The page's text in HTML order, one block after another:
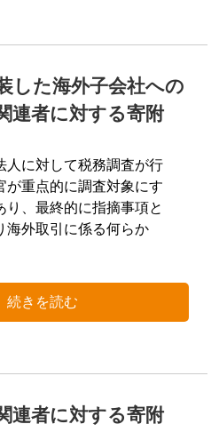
した海外子会社への
連者に対する寄附
人に対して税務調査が行
が重点的に調査対象にす
り、最終的に指摘事項と
海外取引に係る何らか
続きを読む
連者に対する寄附